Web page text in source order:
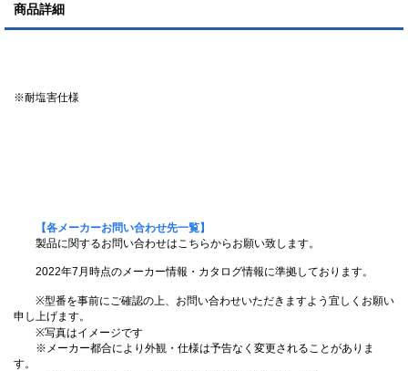
商品詳細
※耐塩害仕様
【各メーカーお問い合わせ先一覧】
製品に関するお問い合わせはこちらからお願い致します。
2022年7月時点のメーカー情報・カタログ情報に準拠しております。
※型番を事前にご確認の上、お問い合わせいただきますよう宜しくお願い
申し上げます。
※写真はイメージです
※メーカー都合により外観・仕様は予告なく変更されることがありま
す。